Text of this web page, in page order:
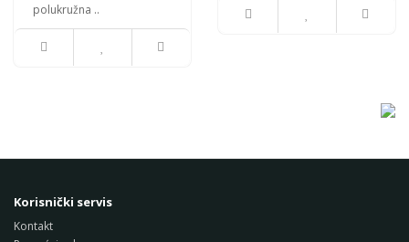
polukružna ..
Korisnički servis
Kontakt